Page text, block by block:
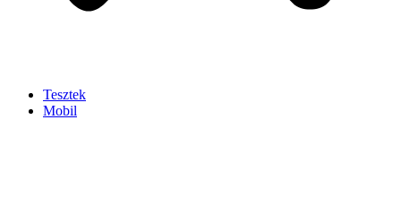
Tesztek
Mobil